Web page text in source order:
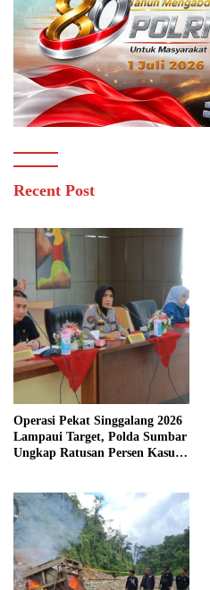
Recent Post
Operasi Pekat Singgalang 2026
Lampaui Target, Polda Sumbar
Ungkap Ratusan Persen Kasus